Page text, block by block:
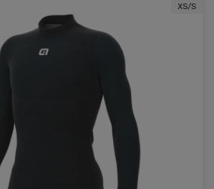
XS/S